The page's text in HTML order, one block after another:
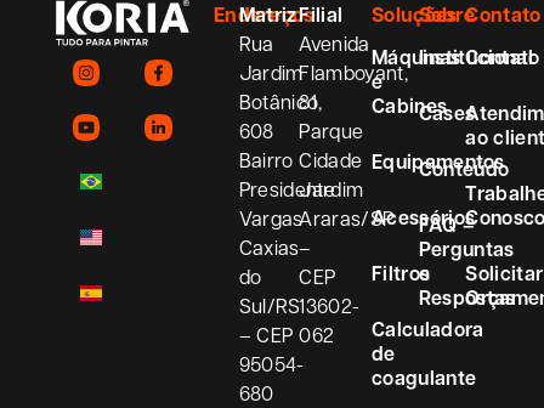
Endereços
Matriz
Rua
Jardim
Botânico,
608
Bairro
Presidente
Vargas
Caxias
do
Sul/RS
– CEP
95054-
680
Filial
Avenida
Flamboyant,
81
Parque
Cidade
Jardim
Araras/SP
–
CEP
13602-
062
Soluções
Máquinas
e
Cabines
Equipamentos
Acessórios
Filtros
Calculadora
de
coagulante
Sobre
Institucional
Cases
Conteúdo
FAQ –
Perguntas
e
Respostas
Contato
Contato
ao
Solicitar